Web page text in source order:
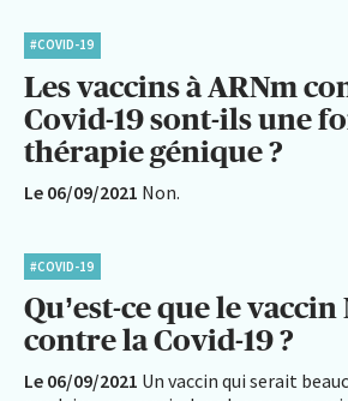
#COVID-19
Les vaccins à ARNm
Covid-19 sont-ils une
thérapie génique ?
Le 06/09/2021 Non.
#COVID-19
Qu’est-ce que le vaccin
contre la Covid-19 ?
Le 06/09/2021 Un vaccin qui serait